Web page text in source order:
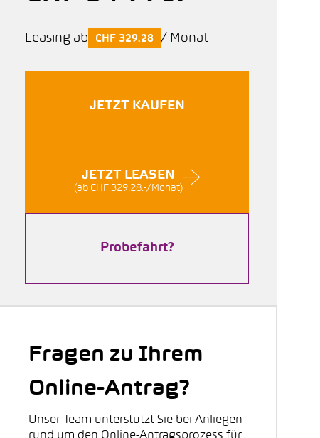
Leasing ab CHF 329.28 / Monat
JETZT KAUFEN
JETZT LEASEN
(ab CHF 329.28.-/Monat)
Probefahrt?
Fragen zu Ihrem
Online-Antrag?
Unser Team unterstützt Sie bei Anliegen